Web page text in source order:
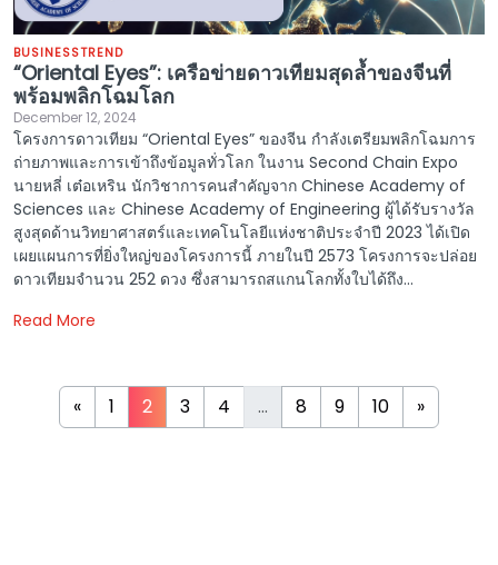
BUSINESSTREND
“Oriental Eyes”: เครือข่ายดาวเทียมสุดล้ำของจีนที่
พร้อมพลิกโฉมโลก
December 12, 2024
โครงการดาวเทียม “Oriental Eyes” ของจีน กำลังเตรียมพลิกโฉมการ
ถ่ายภาพและการเข้าถึงข้อมูลทั่วโลก ในงาน Second Chain Expo
นายหลี่ เต๋อเหริน นักวิชาการคนสำคัญจาก Chinese Academy of
Sciences และ Chinese Academy of Engineering ผู้ได้รับรางวัล
สูงสุดด้านวิทยาศาสตร์และเทคโนโลยีแห่งชาติประจำปี 2023 ได้เปิด
เผยแผนการที่ยิ่งใหญ่ของโครงการนี้ ภายในปี 2573 โครงการจะปล่อย
ดาวเทียมจำนวน 252 ดวง ซึ่งสามารถสแกนโลกทั้งใบได้ถึง...
Read More
« 1 2 3 4 ... 8 9 10 »